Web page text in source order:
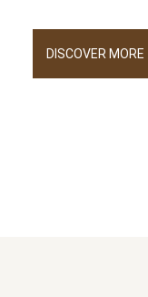
DISCOVER MORE